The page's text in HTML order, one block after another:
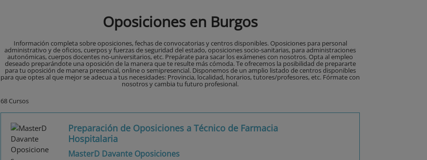
Oposiciones en Burgos
Información completa sobre oposiciones, fechas de convocatorias y centros disponibles. Oposiciones para personal
administrativo y de oficios, cuerpos y fuerzas de seguridad del estado, oposiciones socio-sanitarias, para administraciones
autonómicas, cuerpos docentes no-universitarios, etc. Prepárate para sacar los exámenes con nosotros. Opta al empleo
deseado preparándote una oposición de la manera que te resulte más cómoda. Te ofrecemos la posibilidad de prepararte
para tu oposición de manera presencial, online o semipresencial. Disponemos de un amplio listado de centros disponibles
para que optes al que mejor se adecua a tus necesidades: Provincia, localidad, horarios, tutores/profesores, etc. Fórmate con
nosotros y cambia tu futuro profesional.
68 Cursos
Preparación de Oposiciones a Técnico de Farmacia
Hospitalaria
MasterD Davante Oposiciones